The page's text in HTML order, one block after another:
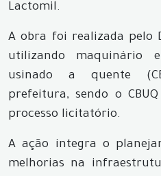
Lactomil.
A obra foi realizada pelo
utilizando maquinário
usinado a quente
prefeitura, sendo o
processo licitatório.
A ação integra o
melhorias na